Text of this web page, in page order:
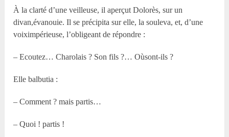
À la clarté d’une veilleuse, il aperçut Dolorès, sur un
divan,évanouie. Il se précipita sur elle, la souleva, et, d’une
voiximpérieuse, l’obligeant de répondre :
– Ecoutez… Charolais ? Son fils ?… Oùsont-ils ?
Elle balbutia :
– Comment ? mais partis…
– Quoi ! partis !